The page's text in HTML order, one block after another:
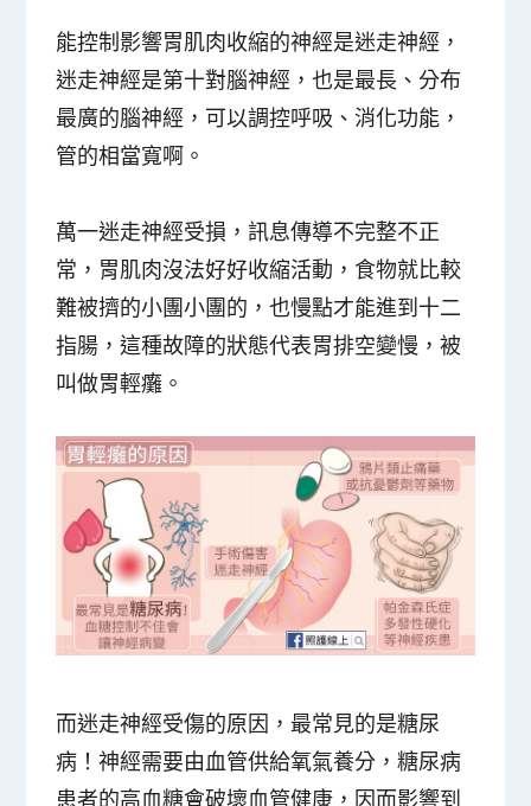
能控制影響胃肌肉收縮的神經是迷走神經 ，
迷走神經是第十對腦神經，也是最長、分布
最廣的腦神經，可以調控呼吸、消化功能，
管的相當寬啊。
萬一迷走神經受損，訊息傳導不完整不正
常，胃肌肉沒法好好收縮活動，食物就比較
難被擠的小團小團的，也慢點才能進到十二
指腸，這種故障的狀態代表胃排空變慢，被
叫做胃輕癱。
而迷走神經受傷的原因，最常見的是糖尿
病 ！神經需要由血管供給氧氣養分，糖尿病
患者的高血糖會破壞血管健康，因而影響到